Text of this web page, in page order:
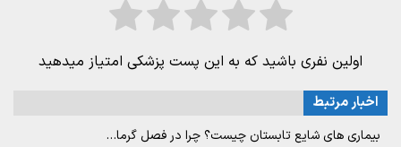
اولین نفری باشید که به این پست پزشکی امتیاز میدهید
اخبار مرتبط
بیماری های شایع تابستان چیست؟ چرا در فصل گرما…